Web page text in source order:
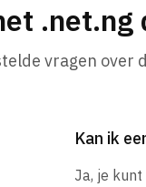
.net.ng
vragen over
Kan ik
Ja, je